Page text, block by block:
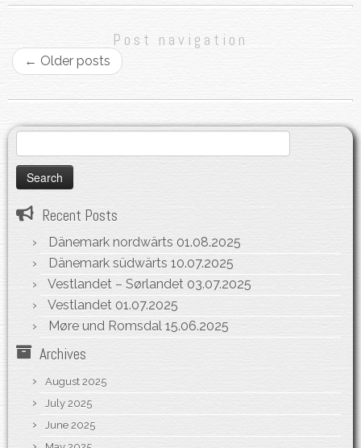
Post navigation
← Older posts
for:
Recent Posts
Dänemark nordwärts 01.08.2025
Dänemark südwärts 10.07.2025
Vestlandet – Sørlandet 03.07.2025
Vestlandet 01.07.2025
Møre und Romsdal 15.06.2025
Archives
August 2025
July 2025
June 2025